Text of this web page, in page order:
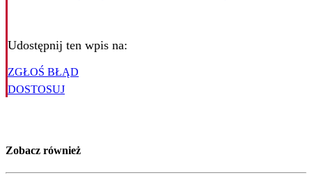
Udostępnij ten wpis na:
ZGŁOŚ BŁĄD
DOSTOSUJ
Zobacz również